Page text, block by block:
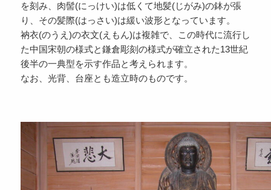
を刻み、肉髻(にっけい)は低くて地髪(じがみ)の鉢が張
り、その髪際(はっさい)は緩い波形となっています。
衲衣(のうえ)の衣文(えもん)は複雑で、この時代に流行し
た中国宋朝の様式と鎌倉彫刻の様式が確立された13世紀
後半の一典型を示す作品と考えられます。
なお、光背、台座とも造立時のものです。